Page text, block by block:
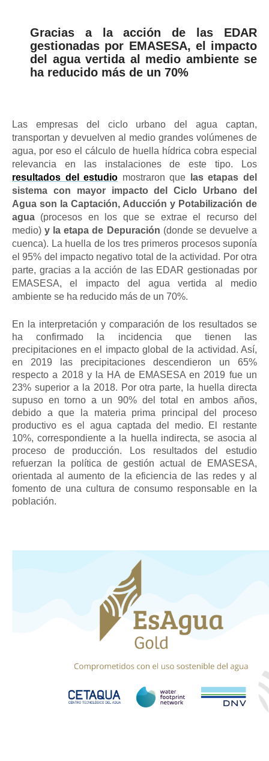
Gracias a la acción de las EDAR
gestionadas por EMASESA, el impacto
del agua vertida al medio ambiente se
ha reducido más de un 70%
Las empresas del ciclo urbano del agua captan,
transportan y devuelven al medio grandes volúmenes de
agua, por eso el cálculo de huella hídrica cobra especial
relevancia en las instalaciones de este tipo. Los
resultados del estudio mostraron que
las etapas del
sistema con mayor impacto del Ciclo Urbano del
Agua son la Captación, Aducción y Potabilización de
agua (procesos en los que se extrae el recurso del
medio)y la etapa de Depuración (donde se devuelve a
cuenca). La huella de los tres primeros procesos suponía
el 95% del impacto negativo total de la actividad. Por otra
parte, gracias a la acción de las EDAR gestionadas por
EMASESA, el impacto del agua vertida al medio
ambiente se ha reducido más de un 70%.
En la interpretación y comparación de los resultados se
ha confirmado la incidencia que tienen las
precipitaciones en el impacto global de la actividad. Así,
en 2019 las precipitaciones descendieron un 65%
respecto a 2018 y la HA de EMASESA en 2019 fue un
23% superior a la 2018. Por otra parte, la huella directa
supuso en torno a un 90% del total en ambos años,
debido a que la materia prima principal del proceso
productivo es el agua captada del medio. El restante
10%, correspondiente a la huella indirecta, se asocia al
proceso de producción. Los resultados del estudio
refuerzan la política de gestión actual de EMASESA,
orientada al aumento de la eficiencia de las redes y al
fomento de una cultura de consumo responsable en la
población.